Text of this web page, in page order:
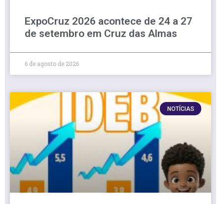
ExpoCruz 2026 acontece de 24 a 27
de setembro em Cruz das Almas
6 de agosto de 2026
NOTÍCIAS